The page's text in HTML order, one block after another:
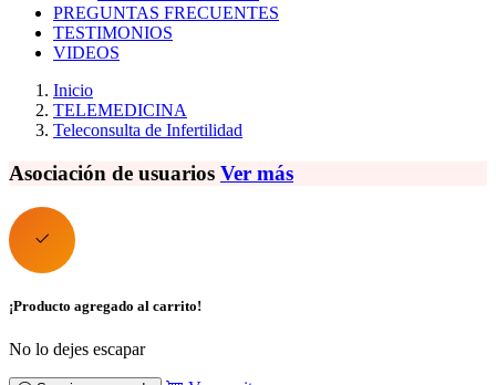
PREGUNTAS FRECUENTES
TESTIMONIOS
VIDEOS
Inicio
TELEMEDICINA
Teleconsulta de Infertilidad
Asociación de usuarios Ver más
¡Producto agregado al carrito!
No lo dejes escapar